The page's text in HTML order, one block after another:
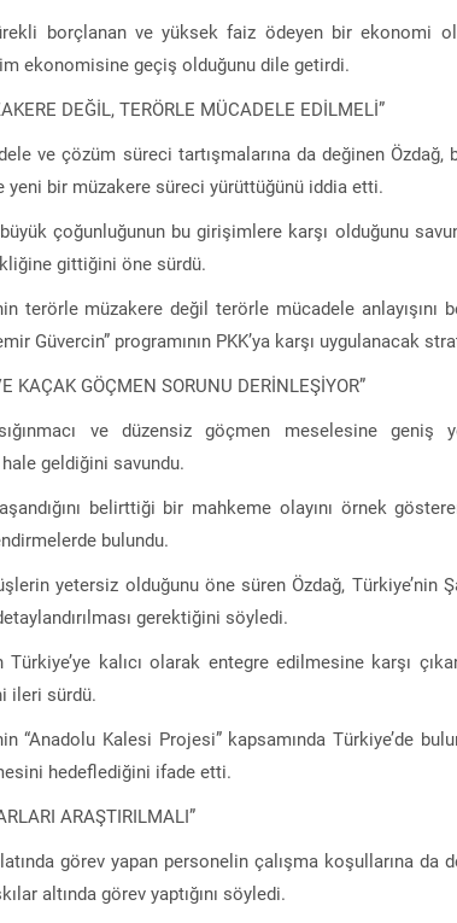
borçlanan ve yüksek faiz ödeyen bir ekonomi
ekonomisine geçiş olduğunu dile getirdi.
DEĞİL, TERÖRLE MÜCADELE EDİLMELİ”
ve çözüm süreci tartışmalarına da değinen
yeni bir müzakere süreci yürüttüğünü iddia etti.
çoğunluğunun bu girişimlere karşı olduğunu
gittiğini öne sürdü.
terörle müzakere değil terörle mücadele anlayışını
Güvercin” programının PKK’ya karşı uygulanacak
KAÇAK GÖÇMEN SORUNU DERİNLEŞİYOR”
ve düzensiz göçmen meselesine geniş
geldiğini savundu.
belirttiği bir mahkeme olayını örnek
bulundu.
yetersiz olduğunu öne süren Özdağ, Türkiye’nin
gerektiğini söyledi.
Türkiye’ye kalıcı olarak entegre edilmesine karşı
ileri sürdü.
“Anadolu Kalesi Projesi” kapsamında Türkiye’de
hedeflediğini ifade etti.
ARAŞTIRILMALI”
görev yapan personelin çalışma koşullarına da
altında görev yaptığını söyledi.